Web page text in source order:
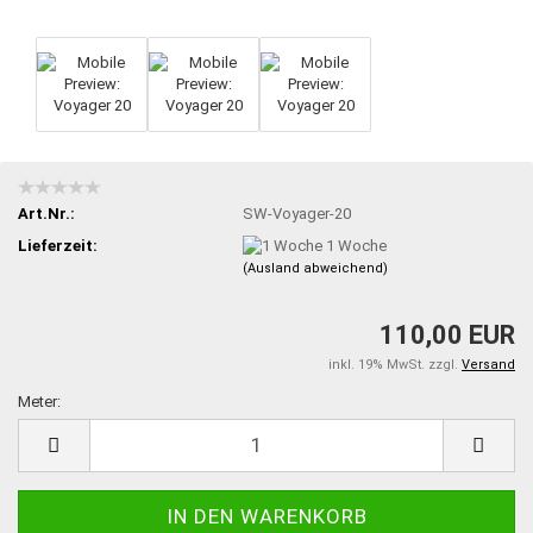
Art.Nr.:
SW-Voyager-20
Lieferzeit:
1 Woche
(Ausland abweichend)
110,00 EUR
inkl. 19% MwSt. zzgl. Versand
Meter: